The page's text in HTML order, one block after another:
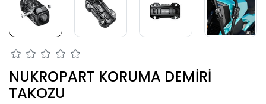
NUKROPART KORUMA DEMİRİ
TAKOZU